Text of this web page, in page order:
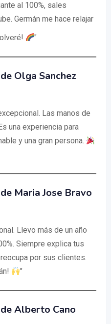
al 100%, sales
Germán me hace relajar
"
Olga Sanchez
Las manos de
una experiencia para
y una gran persona.
Maria Jose Bravo
Llevo más de un año
Siempre explica tus
por sus clientes.
"
Alberto Cano